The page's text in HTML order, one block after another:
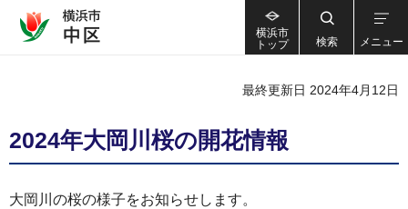
横浜市
トップ
検索 メニュー
最終更新日 2024年4月12日
2024年大岡川桜の開花情報
大岡川の桜の様子をお知らせします。